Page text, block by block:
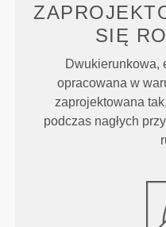
SIĘ
Dwukierunkowa,
opracowana w
zaprojektowana
podczas nagłych